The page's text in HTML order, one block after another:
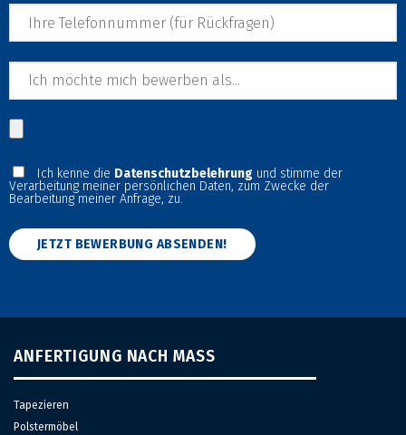
Ich kenne die Datenschutzbelehrung und stimme der
Verarbeitung meiner persönlichen Daten, zum Zwecke der
Bearbeitung meiner Anfrage, zu.
ANFERTIGUNG NACH MASS
Tapezieren
Polstermöbel